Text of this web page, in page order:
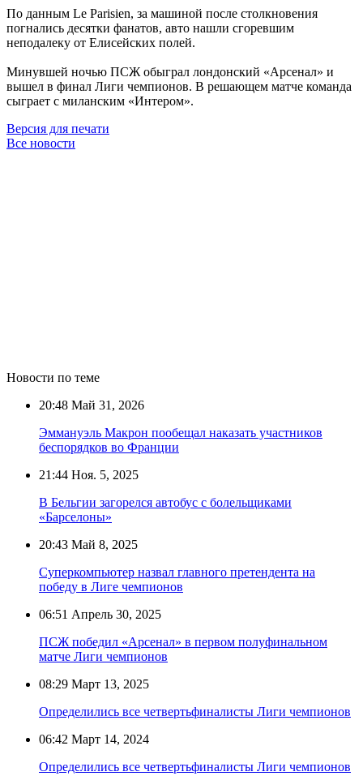
По данным Le Parisien, за машиной после столкновения
погнались десятки фанатов, авто нашли сгоревшим
неподалеку от Елисейских полей.
Минувшей ночью ПСЖ обыграл лондонский «Арсенал» и
вышел в финал Лиги чемпионов. В решающем матче команда
сыграет с миланским «Интером».
Версия для печати
Все новости
Новости по теме
20:48 Май 31, 2026
Эммануэль Макрон пообещал наказать участников
беспорядков во Франции
21:44 Ноя. 5, 2025
В Бельгии загорелся автобус с болельщиками
«Барселоны»
20:43 Май 8, 2025
Суперкомпьютер назвал главного претендента на
победу в Лиге чемпионов
06:51 Апрель 30, 2025
ПСЖ победил «Арсенал» в первом полуфинальном
матче Лиги чемпионов
08:29 Март 13, 2025
Определились все четвертьфиналисты Лиги чемпионов
06:42 Март 14, 2024
Определились все четвертьфиналисты Лиги чемпионов